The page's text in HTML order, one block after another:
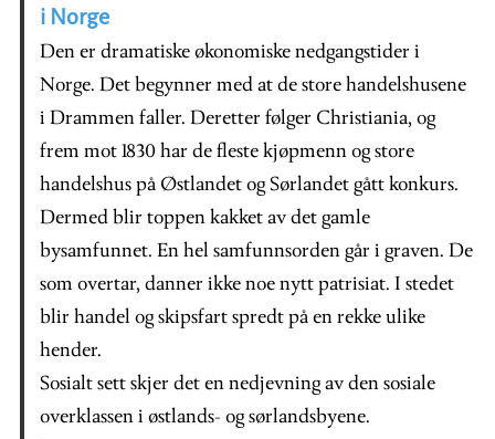
i Norge
Den er dramatiske økonomiske nedgangstider i
Norge. Det begynner med at de store handelshusene
i Drammen faller. Deretter følger Christiania, og
frem mot 1830 har de fleste kjøpmenn og store
handelshus på Østlandet og Sørlandet gått konkurs.
Dermed blir toppen kakket av det gamle
bysamfunnet. En hel samfunnsorden går i graven. De
som overtar, danner ikke noe nytt patrisiat. I stedet
blir handel og skipsfart spredt på en rekke ulike
hender.
Sosialt sett skjer det en nedjevning av den sosiale
overklassen i østlands- og sørlandsbyene.